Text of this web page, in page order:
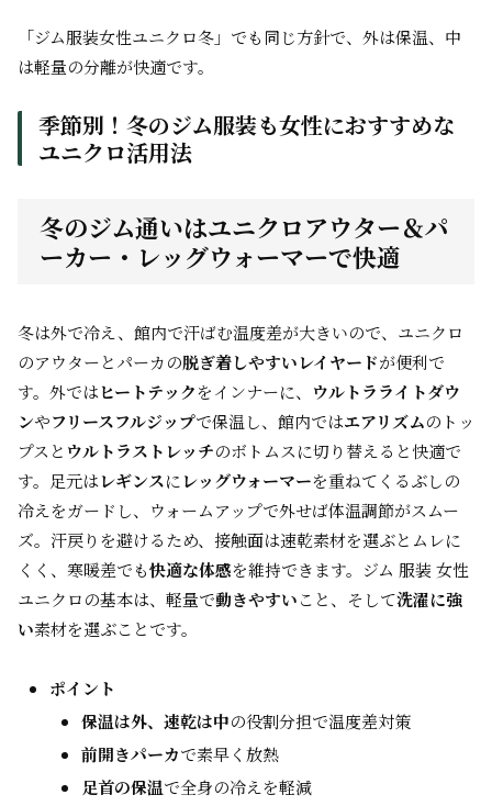
「ジム服装女性ユニクロ冬」でも同じ方針で、外は保温、中
は軽量の分離が快適です。
季節別！冬のジム服装も女性におすすめな
ユニクロ活用法
冬のジム通いはユニクロアウター＆パ
ーカー・レッグウォーマーで快適
冬は外で冷え、館内で汗ばむ温度差が大きいので、ユニクロ
のアウターとパーカの脱ぎ着しやすいレイヤードが便利で
す。外ではヒートテックをインナーに、 ウルトラライトダウ
ンやフリースフルジップで保温し、館内ではエアリズムのトッ
プスと ウルトラストレッチのボトムスに切り替えると快適で
す。足元はレギンスに レッグウォーマーを重ねてくるぶしの
冷えをガードし、ウォームアップで外せば体温調節がスムー
ズ。汗戻りを避けるため、接触面は速乾素材を選ぶとムレに
くく、寒暖差でも快適な体感を維持できます。ジム 服装 女性
ユニクロの基本は、軽量で動きやすいこと、そして洗濯に強
い素材を選ぶことです。
ポイント
保温は外、速乾は中の役割分担で温度差対策
前開きパーカで素早く放熱
足首の保温で全身の冷えを軽減